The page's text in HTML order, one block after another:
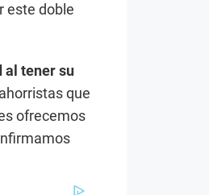
este doble
al tener su
que
ofrecemos